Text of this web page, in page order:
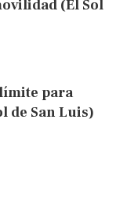
(El Sol
para
de San Luis)